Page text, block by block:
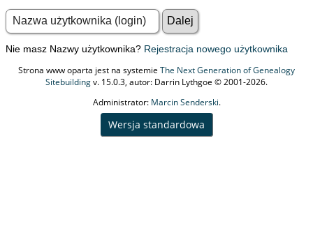
Nie masz Nazwy użytkownika? Rejestracja nowego użytkownika
Strona www oparta jest na systemie The Next Generation of Genealogy
Sitebuildingv. 15.0.3, autor: Darrin Lythgoe © 2001-2026.
Administrator: Marcin Senderski.
Wersja standardowa